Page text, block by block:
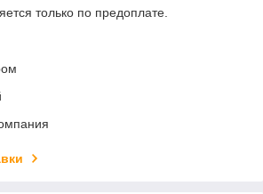
только по предоплате.